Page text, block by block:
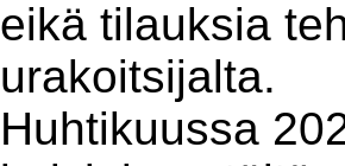
eikä tilauksia
urakoitsijalta.
Huhtikuussa